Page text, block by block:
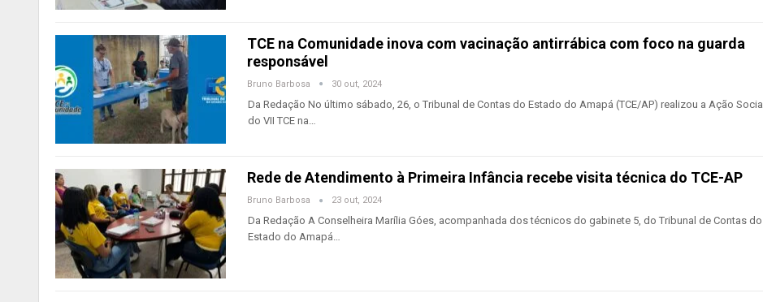
TCE na Comunidade inova com vacinação antirrábica com foco na guarda
responsável
Bruno Barbosa 30 out, 2024
Da Redação No último sábado, 26, o Tribunal de Contas do Estado do Amapá (TCE/AP) realizou a Ação Social
do VII TCE na…
Rede de Atendimento à Primeira Infância recebe visita técnica do TCE-AP
Bruno Barbosa 23 out, 2024
Da Redação A Conselheira Marília Góes, acompanhada dos técnicos do gabinete 5, do Tribunal de Contas do
Estado do Amapá…